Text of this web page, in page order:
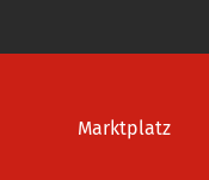
Marktplatz